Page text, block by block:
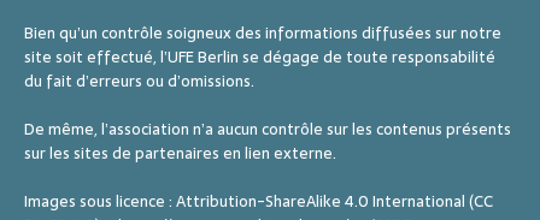
Bien qu’un contrôle soigneux des informations diffusées sur notre
site soit effectué, l’UFE Berlin se dégage de toute responsabilité
du fait d’erreurs ou d’omissions.
De même, l’association n’a aucun contrôle sur les contenus présents
sur les sites de partenaires en lien externe.
Images sous licence : Attribution-ShareAlike 4.0 International (CC